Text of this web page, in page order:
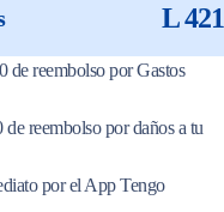
L 421
de reembolso por Gastos
reembolso por daños a tu
por el App Tengo